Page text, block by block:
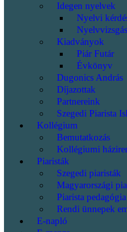
Idegen nyelvek
Nyelvi
Kiadványok
Piár Futár
Évkönyv
Dugonics András
Díjazottak
Partnereink
Szegedi Piarista
Kollégium
Bemutatkozás
Kollégiumi
Piaristák
Szegedi piaristák
Magyarországi
Piarista
Rendi ünnepek
E-napló